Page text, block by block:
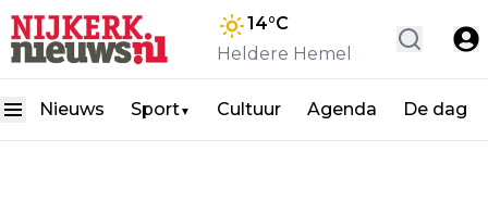
14°C
Heldere Hemel
Nieuws Sport▼ Cultuur Agenda De dag